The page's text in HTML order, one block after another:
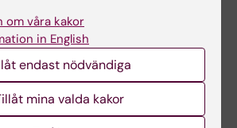
19
om våra kakor
in English
endast nödvändiga
mina valda kakor